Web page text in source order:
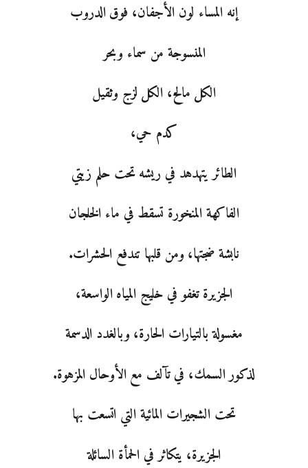
إنه المساء لون الأجفان، فوق الدروب
المنسوجة من سماء وبحر
الكل مالح، الكل لزج وثقيل
كدم حي،
الطائر يتهدهد في ريشه تحت حلم زيتي
الفاكهة المنخورة تسقط في ماء الخلجان
نابشة ضجتها، ومن قلبها تندفع الحشرات.
الجزيرة تغفو في خليج المياه الواسعة،
مغسولة بالتيارات الحارة، وبالغدد الدسمة
لذكور السمك، في تآلف مع الأوحال المزهوة.
تحت الشجيرات المائية التي اتسعت بها
الجزيرة، يتكاثر في الحمأة السائلة